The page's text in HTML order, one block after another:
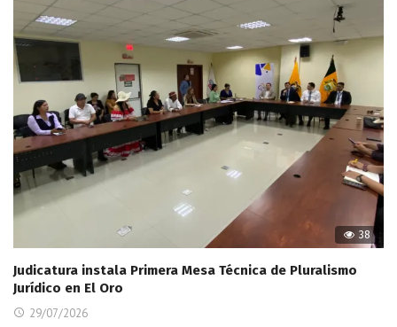
38
Judicatura instala Primera Mesa Técnica de Pluralismo
Jurídico en El Oro
29/07/2026